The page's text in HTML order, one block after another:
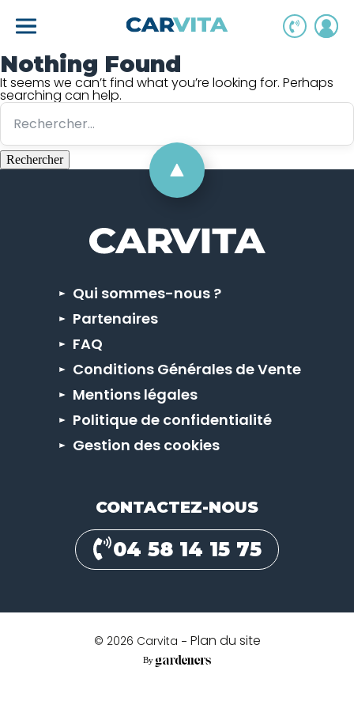
content
Nothing Found
It seems we can’t find what you’re looking for. Perhaps
searching can help.
Rechercher :
Qui sommes-nous ?
Partenaires
FAQ
Conditions Générales de Vente
Mentions légales
Politique de confidentialité
Gestion des cookies
CONTACTEZ-NOUS
04 58 14 15 75
© 2026 Carvita Plan du site
By